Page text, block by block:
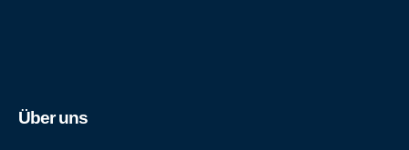
Über uns